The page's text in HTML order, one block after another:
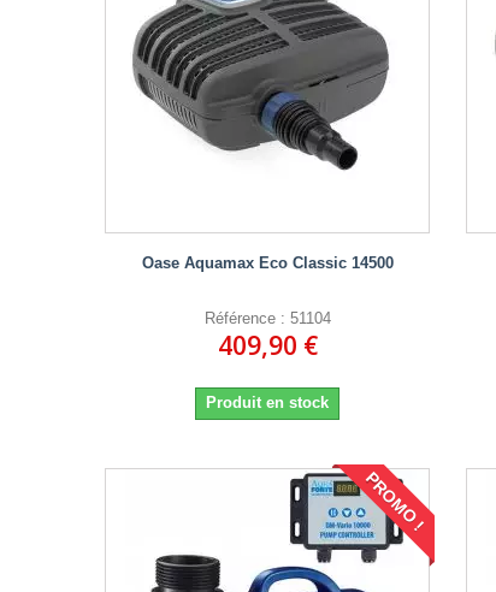
Oase Aquamax Eco Classic 14500
Référence : 51104
409,90 €
Produit en stock
PROMO !